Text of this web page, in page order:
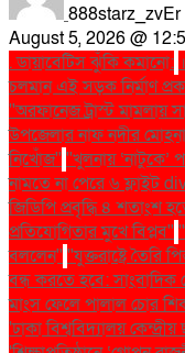
888starz_zvEr
August 5, 2026 @
. ডায়াবেটিস ঝুঁকি কমানো:
চলমান এই সড়ক নির্মাণ
''অরফানেজ ট্রাস্ট মামলায়
উপজেলার নাফ নদীর
নিখোঁজ'' ''খুলনায় ‘নাটুকে’
নামতে না পেরে ৬ ফ্লাইট
জিডিপি প্রবৃদ্ধি ৪ শতাংশ
প্রতিযোগিতার মুখে বিপ্লব''
বললেন'' ''যুক্তরাষ্ট্রে তৈরি
বন্ধ করতে হবে:
মাংস ফেলে পালাল চোর
'ঢাকা বিশ্ববিদ্যালয়